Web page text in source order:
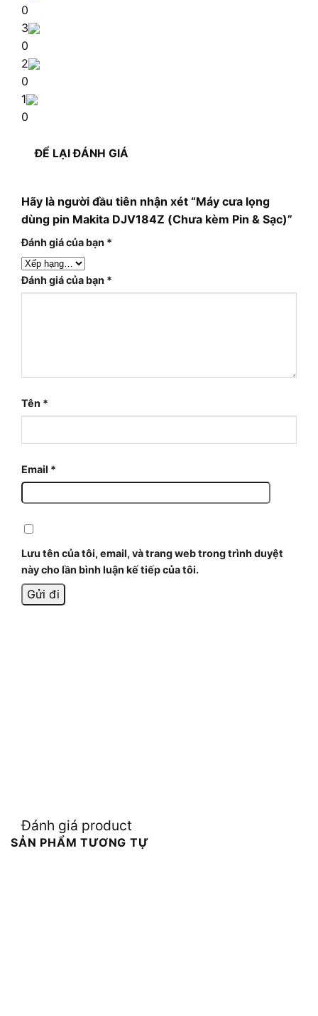
0
3
0
2
0
1
0
ĐỂ LẠI ĐÁNH GIÁ
Hãy là người đầu tiên nhận xét “Máy cưa lọng
dùng pin Makita DJV184Z (Chưa kèm Pin & Sạc)”
Đánh giá của bạn *
Đánh giá của bạn *
Tên *
Email *
Lưu tên của tôi, email, và trang web trong trình duyệt
này cho lần bình luận kế tiếp của tôi.
Đánh giá product
SẢN PHẨM TƯƠNG TỰ